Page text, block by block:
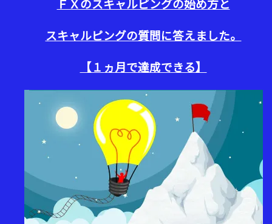
ＦＸのスキャルピングの始め方と
スキャルピングの質問に答えました。
【１ヵ月で達成できる】